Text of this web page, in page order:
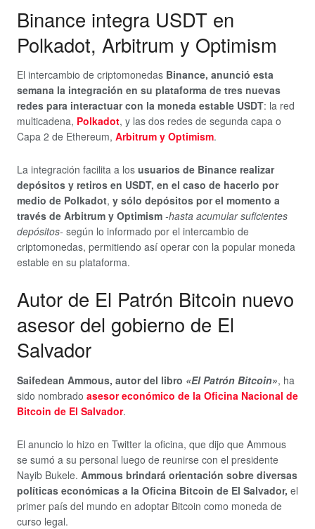
Binance integra USDT en
Polkadot, Arbitrum y Optimism
El intercambio de criptomonedas Binance, anunció esta
semana la integración en su plataforma de tres nuevas
redes para interactuar con la moneda estable USDT: la red
multicadena, Polkadot, y las dos redes de segunda capa o
Capa 2 de Ethereum, Arbitrum y Optimism.
La integración facilita a los usuarios de Binance realizar
depósitos y retiros en USDT, en el caso de hacerlo por
medio de Polkadot, y sólo depósitos por el momento a
través de Arbitrum y Optimism -hasta acumular suficientes
depósitos- según lo informado por el intercambio de
criptomonedas, permitiendo así operar con la popular moneda
estable en su plataforma.
Autor de El Patrón Bitcoin nuevo
asesor del gobierno de El
Salvador
Saifedean Ammous, autor del libro «El Patrón Bitcoin», ha
sido nombrado asesor económico de la Oficina Nacional de
Bitcoin de El Salvador.
El anuncio lo hizo en Twitter la oficina, que dijo que Ammous
se sumó a su personal luego de reunirse con el presidente
Nayib Bukele. Ammous brindará orientación sobre diversas
políticas económicas a la Oficina Bitcoin de El Salvador, el
primer país del mundo en adoptar Bitcoin como moneda de
curso legal.